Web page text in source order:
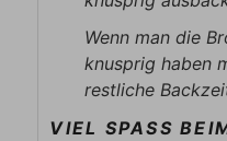
Wenn man die
knusprig haben
restliche
VIEL SPASS